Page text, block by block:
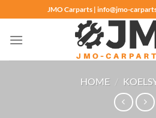
naar
inhoud
JMO Carparts | info@jmo-
HOME /